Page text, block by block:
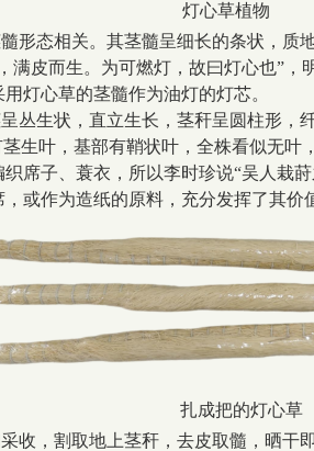
灯心草植物
形态相关。其茎髓呈细长的条状，质
满皮而生。为可燃灯，故曰灯心也”
灯心草的茎髓作为油灯的灯芯。
丛生状，直立生长，茎秆呈圆柱形，
生叶，基部有鞘状叶，全株看似无叶
席子、蓑衣，所以李时珍说“吴人栽
或作为造纸的原料，充分发挥了其价
扎成把的灯心草
收，割取地上茎秆，去皮取髓，晒干